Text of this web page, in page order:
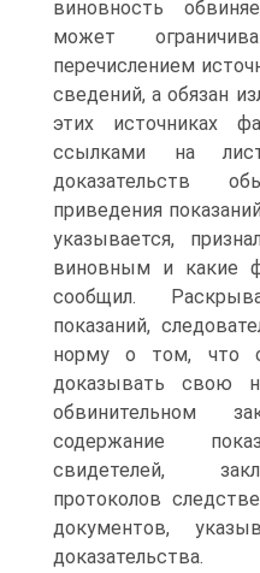
виновность
может
перечислением
сведений, а обязан
этих источниках
ссылками на
доказательств
приведения
указывается,
виновным и какие
сообщил.
показаний,
норму о том, что
доказывать свою
обвинительном
содержание
свидетелей,
протоколов
документов,